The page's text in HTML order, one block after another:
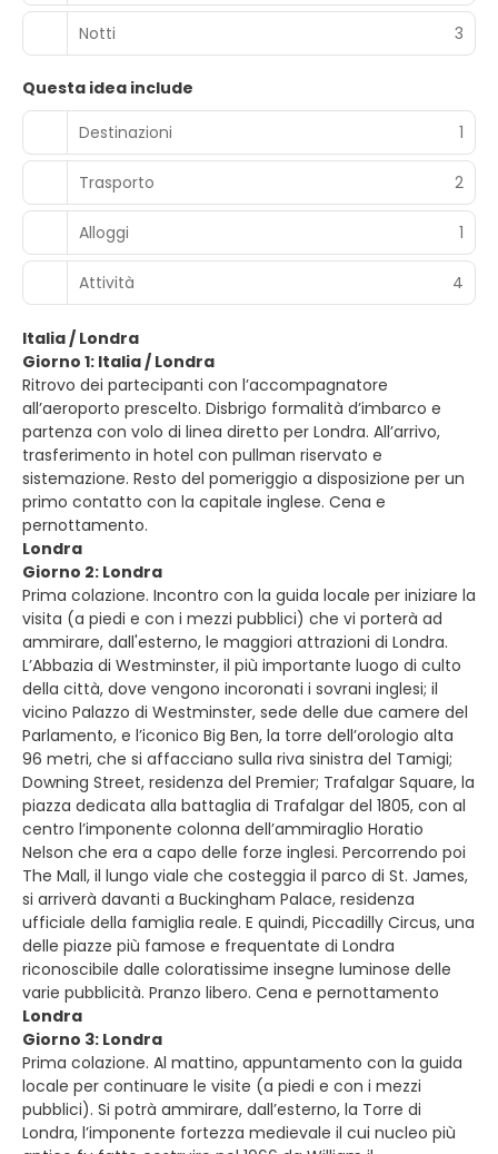
Notti 3
Questa idea include
Destinazioni
1
Trasporto 2
Alloggi 1
Attività 4
Italia / Londra
Giorno 1: Italia / Londra
Ritrovo dei partecipanti con l’accompagnatore
all’aeroporto prescelto. Disbrigo formalità d’imbarco e
partenza con volo di linea diretto per Londra. All’arrivo,
trasferimento in hotel con pullman riservato e
sistemazione. Resto del pomeriggio a disposizione per un
primo contatto con la capitale inglese. Cena e
pernottamento.
Londra
Giorno 2: Londra
Prima colazione. Incontro con la guida locale per iniziare la
visita (a piedi e con i mezzi pubblici) che vi porterà ad
ammirare, dall'esterno, le maggiori attrazioni di Londra.
L’Abbazia di Westminster, il più importante luogo di culto
della città, dove vengono incoronati i sovrani inglesi; il
vicino Palazzo di Westminster, sede delle due camere del
Parlamento, e l’iconico Big Ben, la torre dell’orologio alta
96 metri, che si affacciano sulla riva sinistra del Tamigi;
Downing Street, residenza del Premier; Trafalgar Square, la
piazza dedicata alla battaglia di Trafalgar del 1805, con al
centro l’imponente colonna dell’ammiraglio Horatio
Nelson che era a capo delle forze inglesi. Percorrendo poi
The Mall, il lungo viale che costeggia il parco di St. James,
si arriverà davanti a Buckingham Palace, residenza
ufficiale della famiglia reale. E quindi, Piccadilly Circus, una
delle piazze più famose e frequentate di Londra
riconoscibile dalle coloratissime insegne luminose delle
varie pubblicità. Pranzo libero. Cena e pernottamento
Londra
Giorno 3: Londra
Prima colazione. Al mattino, appuntamento con la guida
locale per continuare le visite (a piedi e con i mezzi
pubblici). Si potrà ammirare, dall’esterno, la Torre di
Londra, l’imponente fortezza medievale il cui nucleo più